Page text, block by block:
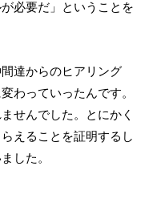
必要だ」ということを
達からのヒアリング
わっていったんです。
せんでした。とにかく
えることを証明するし
した。